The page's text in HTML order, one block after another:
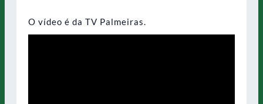
O vídeo é da TV Palmeiras.